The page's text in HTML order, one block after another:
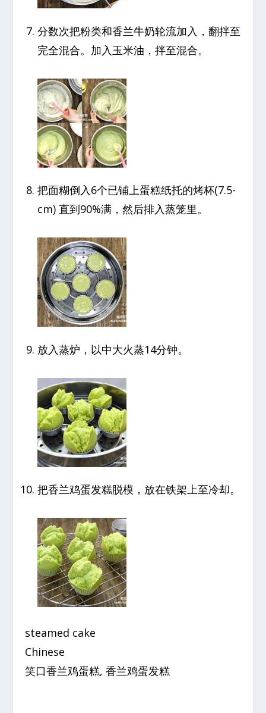
分数次把粉类和香兰牛奶轮流加入，翻拌至
完全混合。加入玉米油，拌至混合。
把面糊倒入6个已铺上蛋糕纸托的烤杯(7.5-
cm) 直到90%满，然后排入蒸笼里。
放入蒸炉，以中大火蒸14分钟。
把香兰鸡蛋发糕脱模，放在铁架上至冷却。
steamed cake
Chinese
笑口香兰鸡蛋糕, 香兰鸡蛋发糕